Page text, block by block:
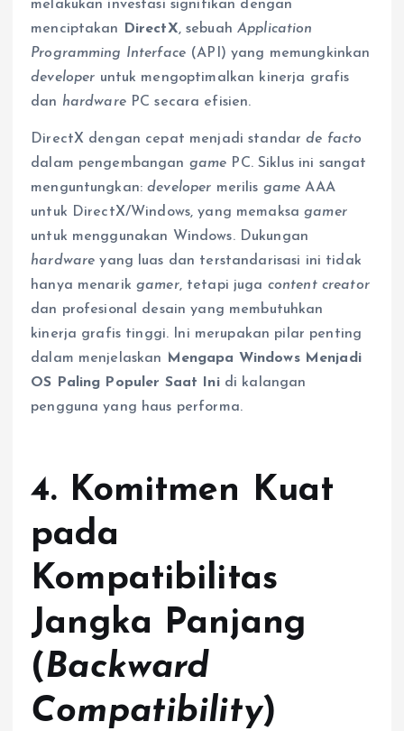
melakukan investasi signifikan dengan
menciptakan
DirectX, sebuahApplication
Programming Interface (API) yang memungkinkan
developer untuk mengoptimalkan kinerja grafis
dan hardwarePC secara efisien.
DirectX dengan cepat menjadi standarde facto
dalam pengembangan game PC. Siklus ini sangat
menguntungkan:developer merilis game AAA
untuk DirectX/Windows, yang memaksagamer
untuk menggunakan Windows. Dukungan
hardware yang luas dan terstandarisasi ini tidak
hanya menarikgamer, tetapi juga content creator
dan profesional desain yang membutuhkan
kinerja grafis tinggi. Ini merupakan pilar penting
dalam menjelaskan
Mengapa Windows Menjadi
OS Paling Populer Saat Inidi kalangan
pengguna yang haus performa.
4. Komitmen Kuat
pada
Kompatibilitas
Jangka Panjang
(Backward
Compatibility)